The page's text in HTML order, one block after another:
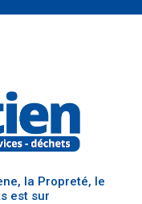
la Propreté, le
est sur